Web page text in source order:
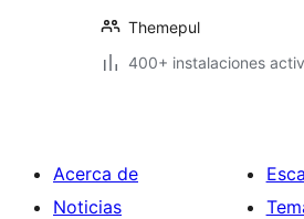
Themepul
400+ instalaciones
Acerca de
Noticias